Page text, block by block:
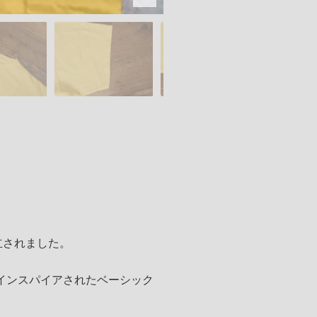
れました。
スパイアされたベーシック